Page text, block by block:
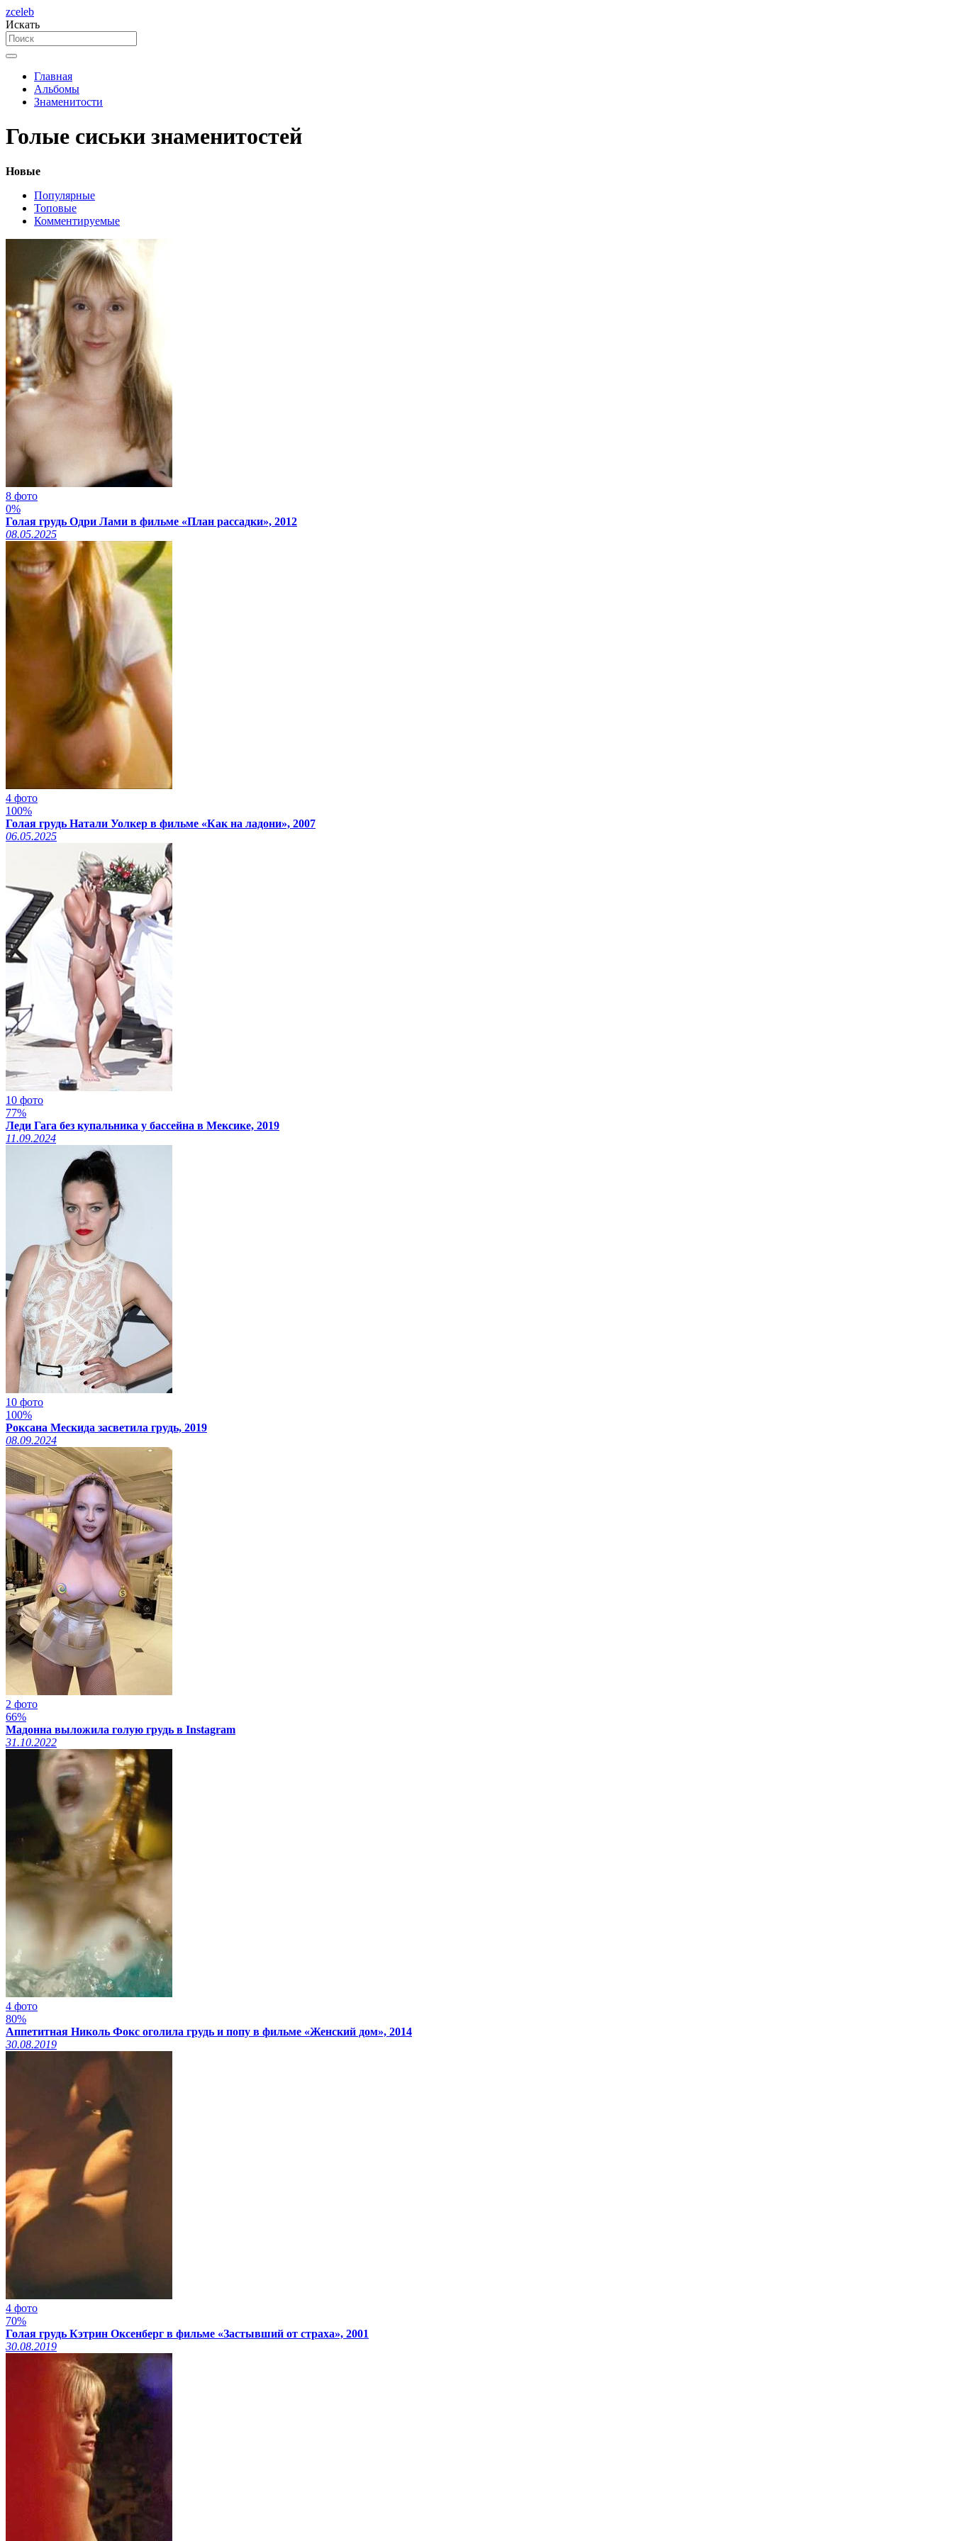
zceleb
Искать
Главная
Альбомы
Знаменитости
Голые сиськи знаменитостей
Новые
Популярные
Топовые
Комментируемые
8 фото
0%
Голая грудь Одри Лами в фильме «План рассадки», 2012
08.05.2025
4 фото
100%
Голая грудь Натали Уолкер в фильме «Как на ладони», 2007
06.05.2025
10 фото
77%
Леди Гага без купальника у бассейна в Мексике, 2019
11.09.2024
10 фото
100%
Роксана Мескида засветила грудь, 2019
08.09.2024
2 фото
66%
Мадонна выложила голую грудь в Instagram
31.10.2022
4 фото
80%
Аппетитная Николь Фокс оголила грудь и попу в фильме «Женский дом», 2014
30.08.2019
4 фото
70%
Голая грудь Кэтрин Оксенберг в фильме «Застывший от страха», 2001
30.08.2019